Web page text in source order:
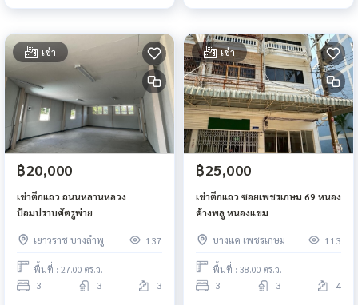
เช่า
฿20,000
เช่าตึกแถว ถนนหลานหลวง
ป้อมปราบศัตรูพ่าย
เยาวราช บางลำพู 137
พื้นที่ : 27.00 ตร.ว.
3 3 3
เช่า
฿25,000
เช่าตึกแถว ซอยเพชรเกษม 69 หนอง
ค้างพลู หนองแขม
บางแค เพชรเกษม 113
พื้นที่ : 38.00 ตร.ว.
3 3 4